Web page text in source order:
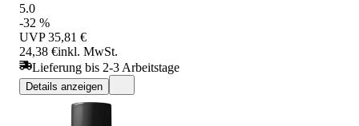
5.0
-32 %
UVP 35,81 €
24,38 €inkl. MwSt.
Lieferung bis 2-3 Arbeitstage
Details anzeigen